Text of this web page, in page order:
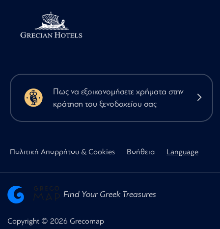
Πως να εξοικονομήσετε χρήματα στην
κράτηση του ξενοδοχείου σας
Πολιτική Απορρήτου & Cookies Βοήθεια Language
Find Your Greek Treasures
Copyright © 2026 Grecomap